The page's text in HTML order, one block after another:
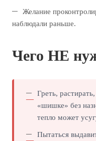
Желание
наблюдали раньше.
Чего НЕ
Греть,
«шишке» без
тепло может
Пытаться